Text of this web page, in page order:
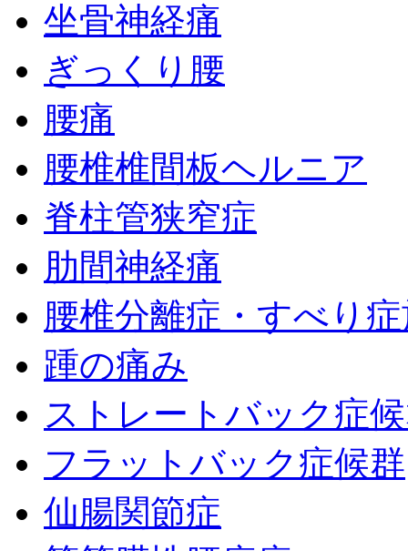
坐骨神経痛
ぎっくり腰
腰痛
腰椎椎間板ヘルニア
脊柱管狭窄症
肋間神経痛
腰椎分離症・すべり
踵の痛み
ストレートバック症
フラットバック症候群
仙腸関節症